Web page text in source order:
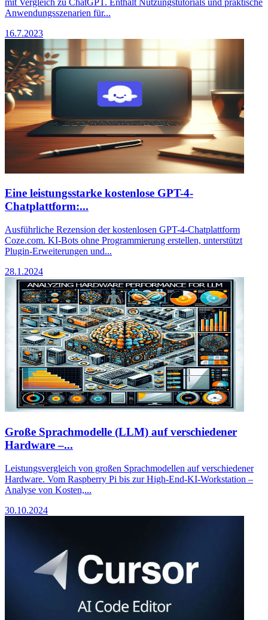
Anwendungsszenarien für...
16.7.2023
Eine leistungsstarke kostenlose GPT-4-
Chatplattform:...
Ausführliche Rezension der kostenlosen GPT-4-Chatplattform
Coze.com. KI-Bots ohne Programmierung erstellen, unterstützt
Plugin-Erweiterungen und...
28.1.2024
Große Sprachmodelle (LLM) auf verschiedener
Hardware –...
Leistungsvergleich von großen Sprachmodellen auf verschiedener
Hardware. Vom Raspberry Pi bis zur High-End-KI-Workstation –
Analyse von Kosten,...
30.10.2024